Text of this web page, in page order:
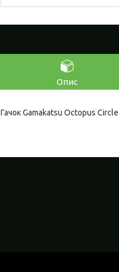
Опис
Гачок Gamakatsu Octopus